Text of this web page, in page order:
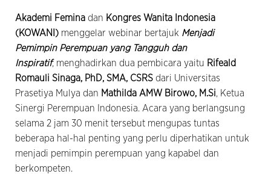
Akademi Femina dan Kongres Wanita Indonesia
(KOWANI) menggelar webinar bertajuk Menjadi
Pemimpin Perempuan yang Tangguh dan
Inspiratif, menghadirkan dua pembicara yaitu Rifeald
Romauli Sinaga, PhD, SMA, CSRS dari Universitas
Prasetiya Mulya dan Mathilda AMW Birowo, M.Si, Ketua
Sinergi Perempuan Indonesia. Acara yang berlangsung
selama 2 jam 30 menit tersebut mengupas tuntas
beberapa hal-hal penting yang perlu diperhatikan untuk
menjadi pemimpin perempuan yang kapabel dan
berkompeten.